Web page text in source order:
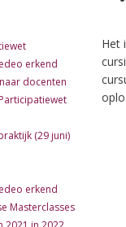
erkend
docenten
(29 juni)
erkend
Masterclasses
Het